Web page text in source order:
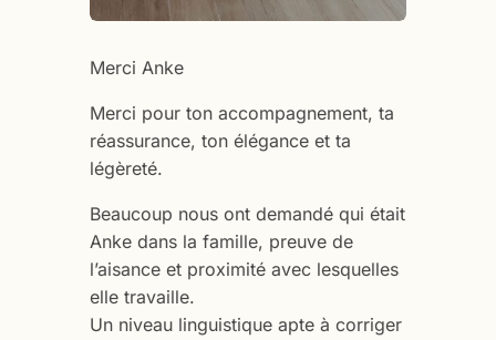
Merci Anke
Merci pour ton accompagnement, ta
réassurance, ton élégance et ta
légèreté.
Beaucoup nous ont demandé qui était
Anke dans la famille, preuve de
l’aisance et proximité avec lesquelles
elle travaille.
Un niveau linguistique apte à corriger